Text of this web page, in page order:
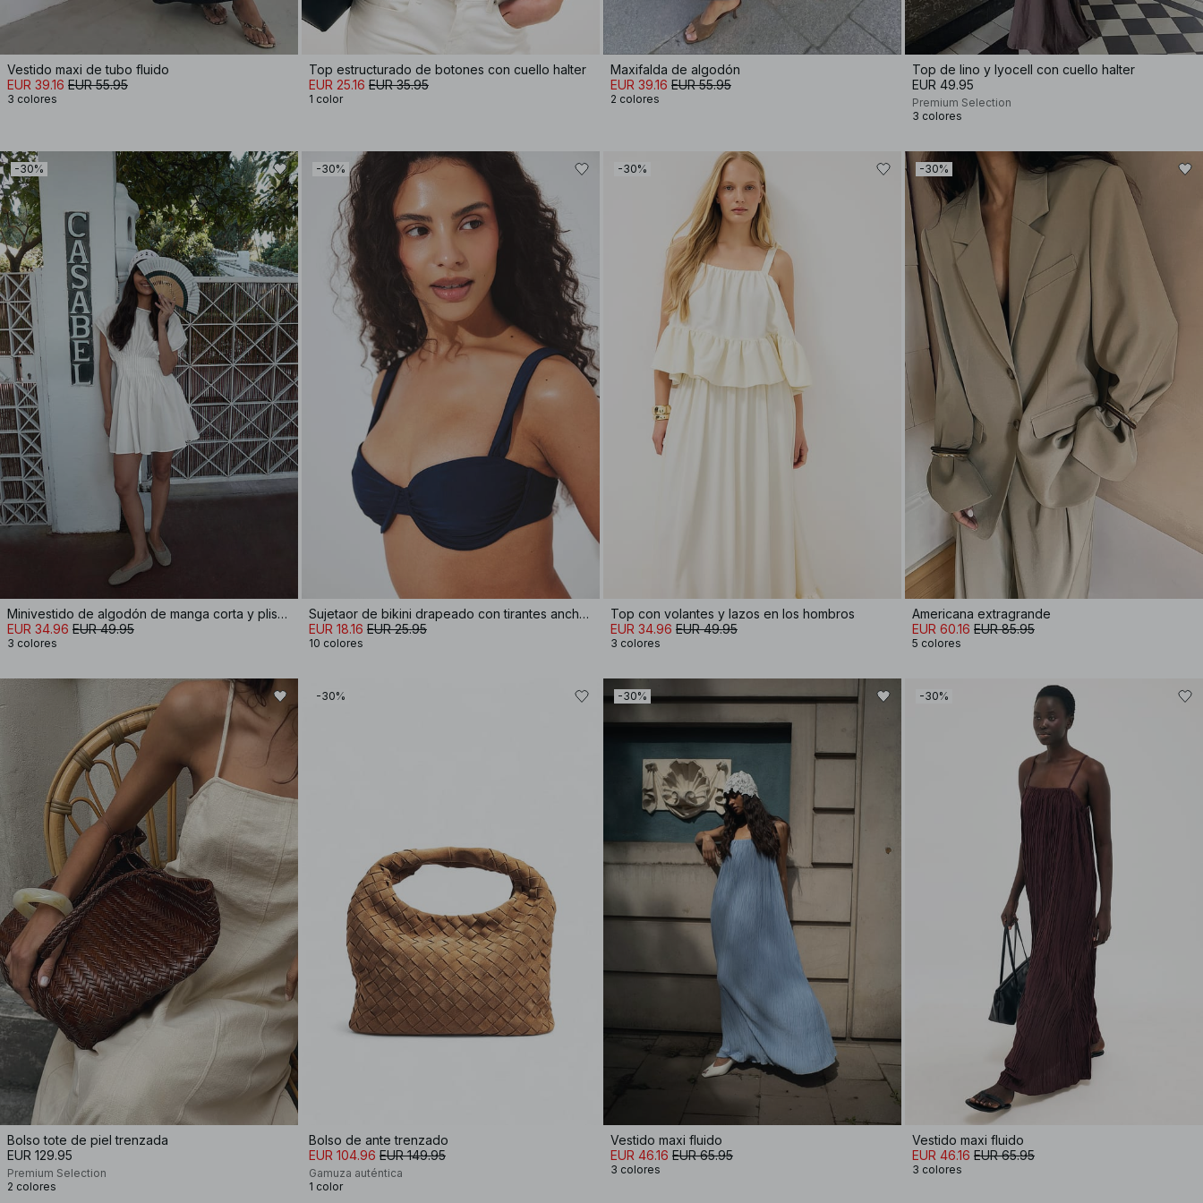
Vestido maxi de tubo fluido
EUR 39.16 EUR 55.95
3 colores
Top estructurado de botones con cuello halter
EUR 25.16 EUR 35.95
1 color
Maxifalda de algodón
EUR 39.16 EUR 55.95
2 colores
Top de lino y lyocell con cuello halter
EUR 49.95
Premium Selection
3 colores
-30%
Minivestido de algodón de manga corta y plisado
EUR 34.96 EUR 49.95
3 colores
-30%
Sujetaor de bikini drapeado con tirantes anchos
EUR 18.16 EUR 25.95
10 colores
-30%
Top con volantes y lazos en los hombros
EUR 34.96 EUR 49.95
3 colores
-30%
Americana extragrande
EUR 60.16 EUR 85.95
5 colores
Bolso tote de piel trenzada
EUR 129.95
Premium Selection
2 colores
-30%
Bolso de ante trenzado
EUR 104.96 EUR 149.95
Gamuza auténtica
1 color
-30%
Vestido maxi fluido
EUR 46.16 EUR 65.95
3 colores
-30%
Vestido maxi fluido
EUR 46.16 EUR 65.95
3 colores